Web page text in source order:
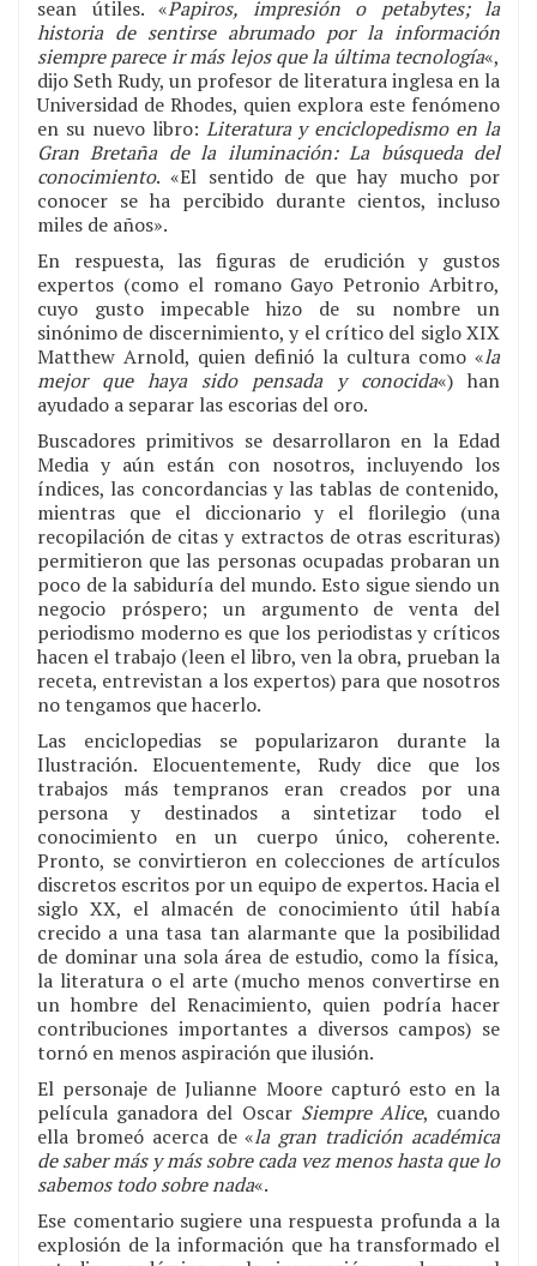
sean útiles. «Papiros, impresión o petabytes; la
historia de sentirse abrumado por la información
siempre parece ir más lejos que la última tecnología«,
dijo Seth Rudy, un profesor de literatura inglesa en la
Universidad de Rhodes, quien explora este fenómeno
en su nuevo libro: Literatura y enciclopedismo en la
Gran Bretaña de la iluminación: La búsqueda del
conocimiento. «El sentido de que hay mucho por
conocer se ha percibido durante cientos, incluso
miles de años».
En respuesta, las figuras de erudición y gustos
expertos (como el romano Gayo Petronio Arbitro,
cuyo gusto impecable hizo de su nombre un
sinónimo de discernimiento, y el crítico del siglo XIX
Matthew Arnold, quien definió la cultura como «la
mejor que haya sido pensada y conocida«) han
ayudado a separar las escorias del oro.
Buscadores primitivos se desarrollaron en la Edad
Media y aún están con nosotros, incluyendo los
índices, las concordancias y las tablas de contenido,
mientras que el diccionario y el florilegio (una
recopilación de citas y extractos de otras escrituras)
permitieron que las personas ocupadas probaran un
poco de la sabiduría del mundo. Esto sigue siendo un
negocio próspero; un argumento de venta del
periodismo moderno es que los periodistas y críticos
hacen el trabajo (leen el libro, ven la obra, prueban la
receta, entrevistan a los expertos) para que nosotros
no tengamos que hacerlo.
Las enciclopedias se popularizaron durante la
Ilustración. Elocuentemente, Rudy dice que los
trabajos más tempranos eran creados por una
persona y destinados a sintetizar todo el
conocimiento en un cuerpo único, coherente.
Pronto, se convirtieron en colecciones de artículos
discretos escritos por un equipo de expertos. Hacia el
siglo XX, el almacén de conocimiento útil había
crecido a una tasa tan alarmante que la posibilidad
de dominar una sola área de estudio, como la física,
la literatura o el arte (mucho menos convertirse en
un hombre del Renacimiento, quien podría hacer
contribuciones importantes a diversos campos) se
tornó en menos aspiración que ilusión.
El personaje de Julianne Moore capturó esto en la
película ganadora del Oscar Siempre Alice, cuando
ella bromeó acerca de «la gran tradición académica
de saber más y más sobre cada vez menos hasta que lo
sabemos todo sobre nada«.
Ese comentario sugiere una respuesta profunda a la
explosión de la información que ha transformado el